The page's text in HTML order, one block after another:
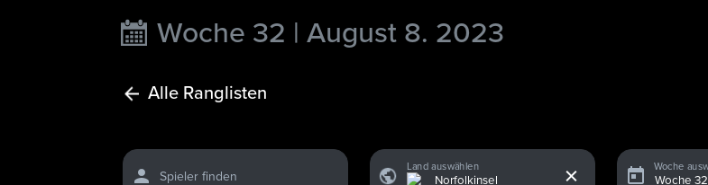
Woche 32 | August 8. 2023
Alle Ranglisten
Spieler finden
Land auswählen Woche